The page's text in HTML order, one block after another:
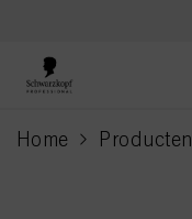
Home Producten